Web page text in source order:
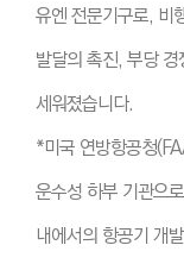
유엔 전문기구로, 비
발달의 촉진, 부당
세워졌습니다.
*미국 연방항공청
운수성 하부 기관으
내에서의 항공기 개